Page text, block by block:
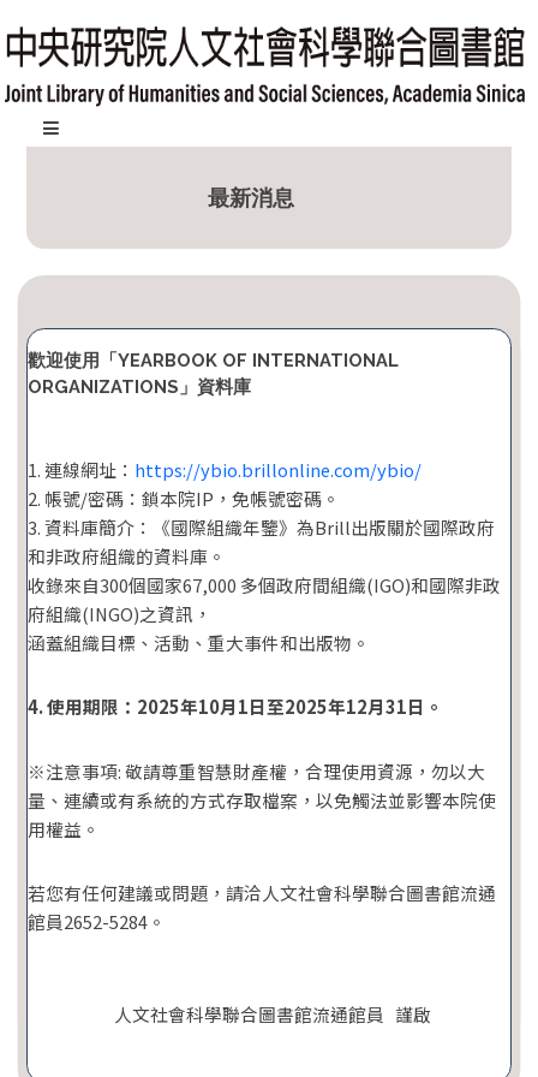
跳
到
主
內
塊
最新消息
歡迎使用「YEARBOOK OF INTERNATIONAL
ORGANIZATIONS」資料庫
1. 連線網址： https://ybio.brillonline.com/ybio/
2. 帳號/密碼：鎖本院IP，免帳號密碼。
3. 資料庫簡介：《國際組織年鑒》為Brill出版關於國際政府
和非政府組織的資料庫。
收錄來自300個國家67,000 多個政府間組織(IGO)和國際非政
府組織(INGO)之資訊，
涵蓋組織目標、活動、重大事件和出版物。
4. 使用期限：2025年10月1日至2025年12月31日。
※注意事項: 敬請尊重智慧財產權，合理使用資源，勿以大
量、連續或有系統的方式存取檔案，以免觸法並影響本院使
用權益。
若您有任何建議或問題，請洽人文社會科學聯合圖書館流通
館員2652-5284。
人文社會科學聯合圖書館流通館員 謹啟